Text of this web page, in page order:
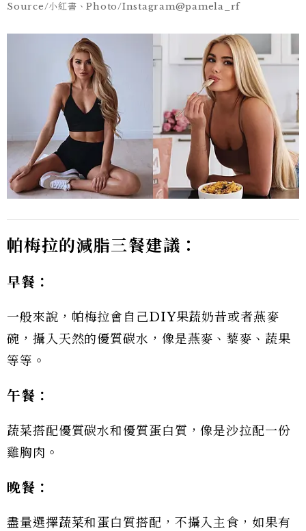
Source/小紅書、Photo/Instagram@pamela_rf
帕梅拉的減脂三餐建議：
早餐：
一般來說，帕梅拉會自己DIY果蔬奶昔或者燕麥
碗，攝入天然的優質碳水，像是燕麥、藜麥、蔬果
等等。
午餐：
蔬菜搭配優質碳水和優質蛋白質，像是沙拉配一份
雞胸肉。
晚餐：
盡量選擇蔬菜和蛋白質搭配，不攝入主食，如果有